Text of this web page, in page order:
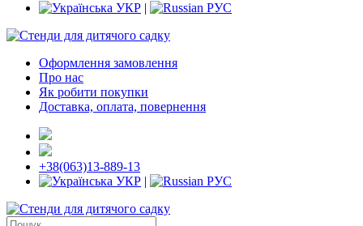
УКР | РУС
Оформлення замовлення
Про нас
Як робити покупки
Доставка, оплата, повернення
+38(063)13-889-13
УКР | РУС